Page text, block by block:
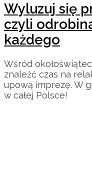
Wyluzuj się
czyli
każdego
Wśród
znaleźć czas na
upową imprezę. W
w całej Polsce!